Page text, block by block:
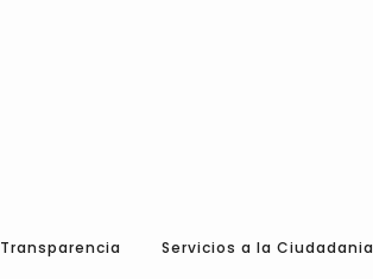
Transparencia Servicios a la Ciudadania